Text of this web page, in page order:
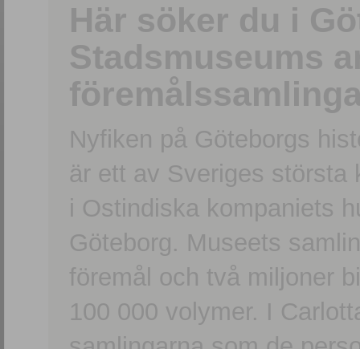
Här söker du i
Stadsmuseums
Nyfiken på Göteborgs
är ett av Sveriges största
i Ostindiska kompaniets
Göteborg. Museets
föremål och två miljoner
100 000 volymer. I